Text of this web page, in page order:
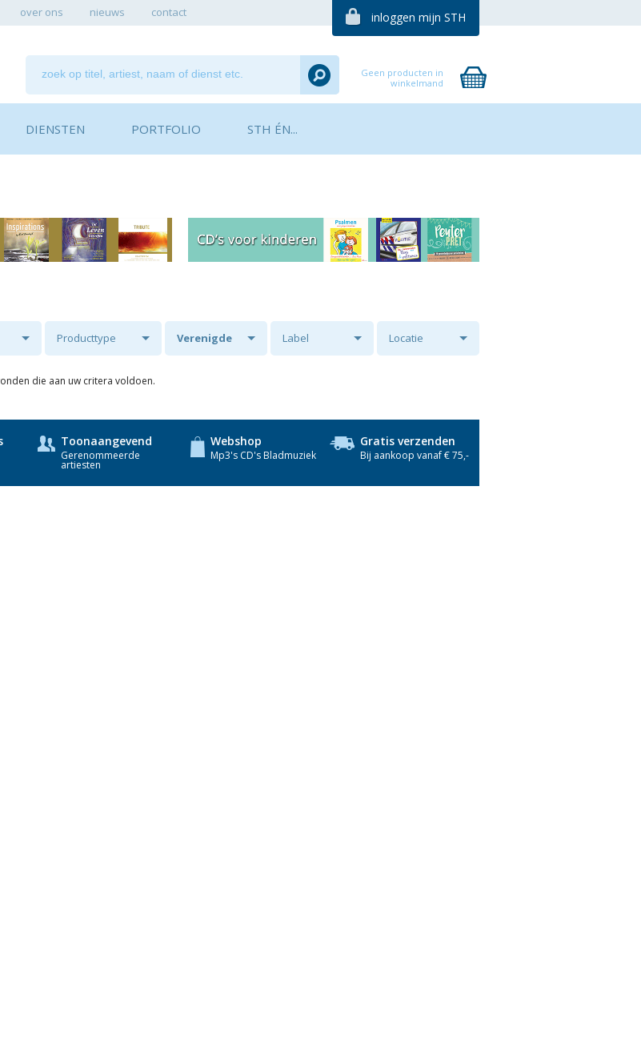
over ons nieuws contact inloggen mijn STH
Geen producten in
winkelmand
DIENSTEN PORTFOLIO STH ÉN...
Producttype Verenigde
van der Steen.
Label Locatie
die aan uw critera voldoen.
Toonaangevend
Gerenommeerde
artiesten
Webshop
Mp3's CD's Bladmuziek
Gratis verzenden
Bij aankoop vanaf € 75,-